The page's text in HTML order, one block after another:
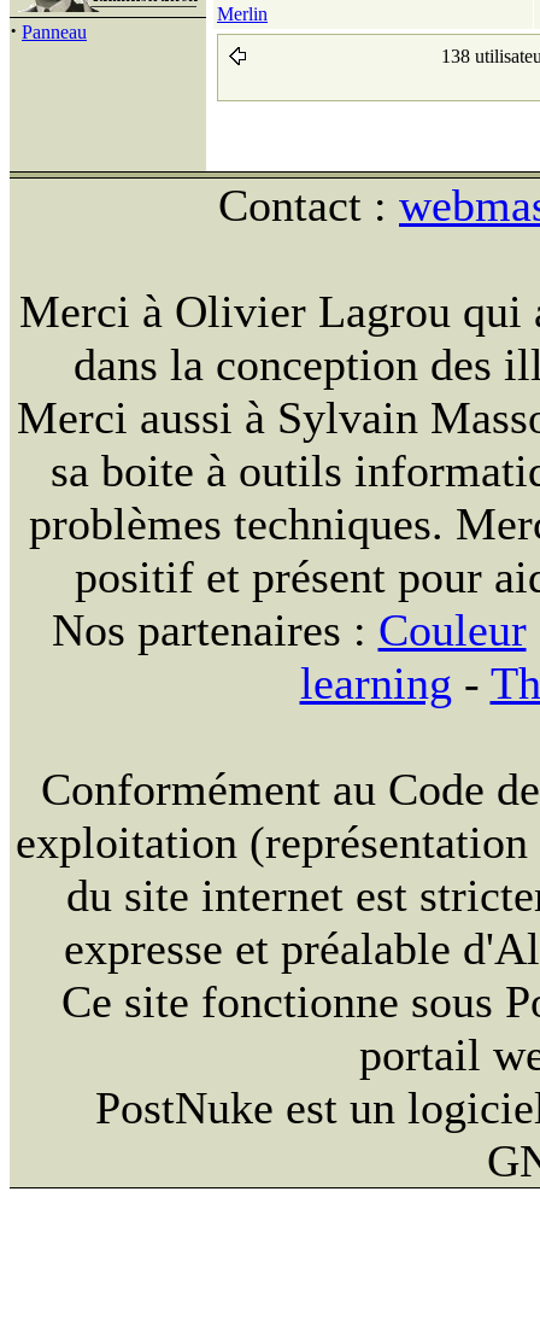
· Panneau
Merlin
138
Contact :
Merci à Olivier Lagrou qui
dans la conception des
Merci aussi à Sylvain
sa boite à outils
problèmes techniques.
positif et présent pour
Nos partenaires : Couleur
learning -
Conformément au Code
exploitation
du site internet est
expresse et préalable
Ce site fonctionne sous
portail
PostNuke est un